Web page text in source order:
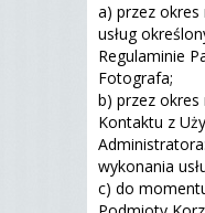
a) przez okres
usług
Regulaminie
Fotografa;
b) przez okres
Kontaktu z
wykonania
c) do